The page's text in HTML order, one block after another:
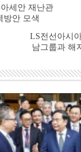
세안 재난관
방안 모색
LS전선아시
남그룹과 해